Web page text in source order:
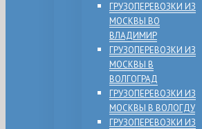
ГРУЗОПЕРЕВОЗКИ ИЗ
МОСКВЫ ВО
ВЛАДИМИР
ГРУЗОПЕРЕВОЗКИ ИЗ
МОСКВЫ В
ВОЛГОГРАД
ГРУЗОПЕРЕВОЗКИ ИЗ
МОСКВЫ В ВОЛОГДУ
ГРУЗОПЕРЕВОЗКИ ИЗ